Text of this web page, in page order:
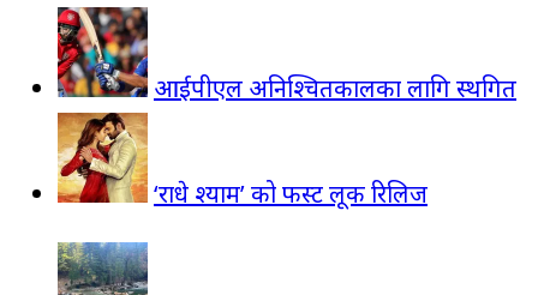
आईपीएल अनिश्चितकालका लागि स्थगित
‘राधे श्याम’ को फस्ट लूक रिलिज